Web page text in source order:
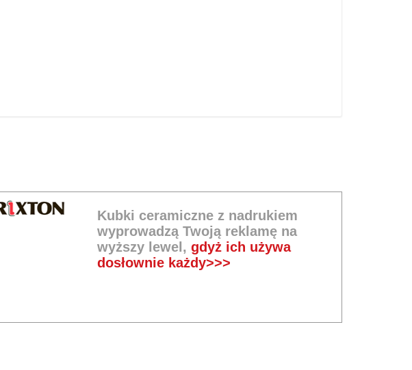
Kubki ceramiczne z nadrukiem
wyprowadzą Twoją reklamę na
wyższy lewel,gdyż ich używa
dosłownie każdy>>>